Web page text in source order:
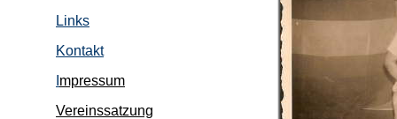
Links
Kontakt
mpressum
Vereinssatzung